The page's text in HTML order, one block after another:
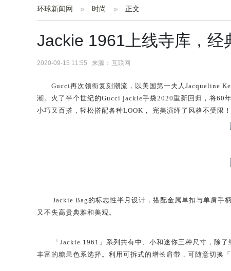
环球新闻网 时尚 正文
Jackie 1961上线寺库，经
2020-09-15 11:55 来源： 互联网
Gucci再次领衔复刻潮流，以美国第一夫人 Jacqueline
潮。火了半个世纪的Gucci jackie手袋2020重新 回归 ，将60
小巧又百搭， 轻松搭配各种LOOK， 完美演绎了风格不受限！
Jackie Bag 的标志性半月设计，搭配金属单扣与单肩手柄
又 不失高贵典雅和美观 。
「Jackie 1961」系列共有中、小和迷你三种尺寸，除了
丰富的糖果色系选择。利用可拆式的增长肩带， 可随意切换